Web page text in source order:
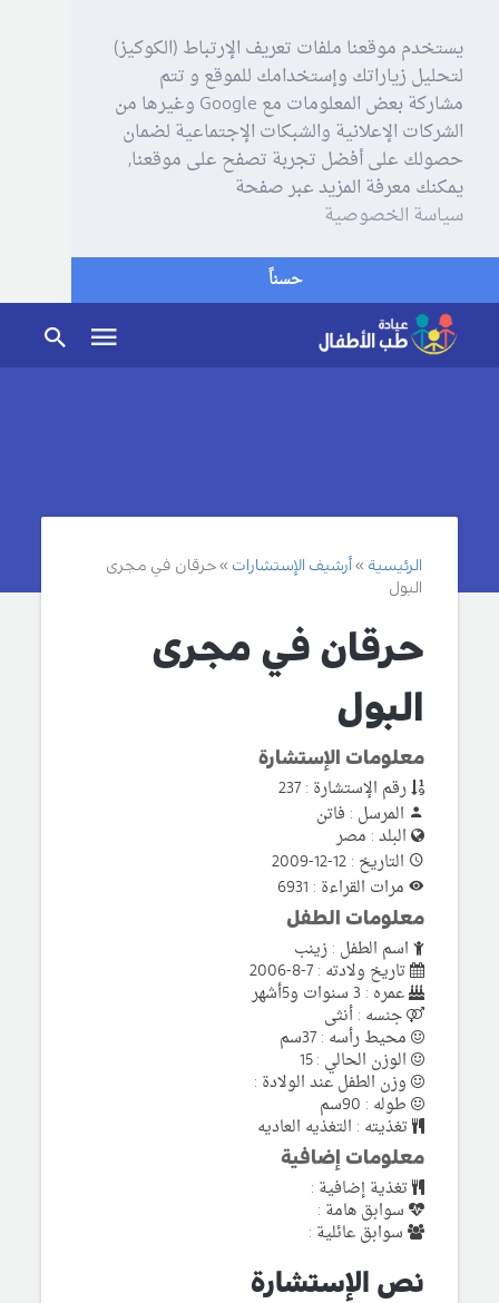
يستخدم موقعنا ملفات تعريف الإرتباط (الكوكيز)
لتحليل زياراتك وإستخدامك للموقع و تتم
مشاركة بعض المعلومات مع Google وغيرها من
الشركات الإعلانية والشبكات الإجتماعية لضمان
حصولك على أفضل تجربة تصفح على موقعنا,
يمكنك معرفة المزيد عبر صفحة
سياسة الخصوصية
حسناً
الرئيسية أرشيف الإستشارات
حرقان في مجرى
البول
حرقان في مجرى
البول
معلومات الإستشارة
رقم الإستشارة : 237
المرسل : فاتن
البلد : مصر
التاريخ : 12-12-2009
مرات القراءة : 6931
معلومات الطفل
اسم الطفل : زينب
تاريخ ولادته : 7-8-2006
عمره : 3 سنوات و5أشهر
جنسه : أنثى
محيط رأسه : 37سم
الوزن الحالي : 15
وزن الطفل عند الولادة :
طوله : 90سم
تغذيته : التغذيه العاديه
معلومات إضافية
تغذية إضافية :
سوابق هامة :
سوابق عائلية :
نص الإستشارة